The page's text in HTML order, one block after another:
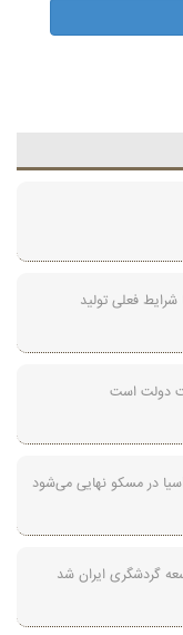
فعلی تولید
دولت است
در مسکو نهایی می‌شود
گردشگری ایران شد